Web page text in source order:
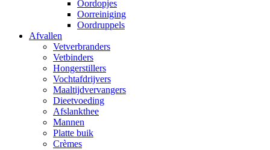
Oordopjes
Oorreiniging
Oordruppels
Afvallen
Vetverbranders
Vetbinders
Hongerstillers
Vochtafdrijvers
Maaltijdvervangers
Dieetvoeding
Afslankthee
Mannen
Platte buik
Crèmes